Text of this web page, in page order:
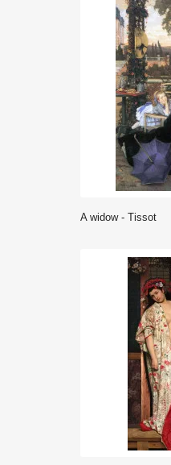
A widow - Tissot